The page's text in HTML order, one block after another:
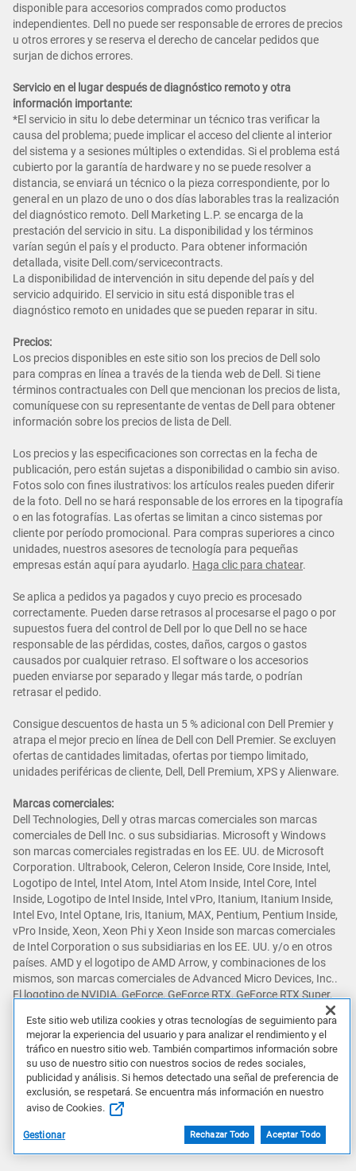
disponible para accesorios comprados como productos
independientes. Dell no puede ser responsable de errores de precios
u otros errores y se reserva el derecho de cancelar pedidos que
surjan de dichos errores.
Servicio en el lugar después de diagnóstico remoto y otra
información importante:
*El servicio in situ lo debe determinar un técnico tras verificar la
causa del problema; puede implicar el acceso del cliente al interior
del sistema y a sesiones múltiples o extendidas. Si el problema está
cubierto por la garantía de hardware y no se puede resolver a
distancia, se enviará un técnico o la pieza correspondiente, por lo
general en un plazo de uno o dos días laborables tras la realización
del diagnóstico remoto. Dell Marketing L.P. se encarga de la
prestación del servicio in situ. La disponibilidad y los términos
varían según el país y el producto. Para obtener información
detallada, visite Dell.com/servicecontracts.
La disponibilidad de intervención in situ depende del país y del
servicio adquirido. El servicio in situ está disponible tras el
diagnóstico remoto en unidades que se pueden reparar in situ.
Precios:
Los precios disponibles en este sitio son los precios de Dell solo
para compras en línea a través de la tienda web de Dell. Si tiene
términos contractuales con Dell que mencionan los precios de lista,
comuníquese con su representante de ventas de Dell para obtener
información sobre los precios de lista de Dell.
Los precios y las especificaciones son correctas en la fecha de
publicación, pero están sujetas a disponibilidad o cambio sin aviso.
Fotos solo con fines ilustrativos: los artículos reales pueden diferir
de la foto. Dell no se hará responsable de los errores en la tipografía
o en las fotografías. Las ofertas se limitan a cinco sistemas por
cliente por período promocional. Para compras superiores a cinco
unidades, nuestros asesores de tecnología para pequeñas
empresas están aquí para ayudarlo. Haga clic para chatear.
Se aplica a pedidos ya pagados y cuyo precio es procesado
correctamente. Pueden darse retrasos al procesarse el pago o por
supuestos fuera del control de Dell por lo que Dell no se hace
responsable de las pérdidas, costes, daños, cargos o gastos
causados por cualquier retraso. El software o los accesorios
pueden enviarse por separado y llegar más tarde, o podrían
retrasar el pedido.
Consigue descuentos de hasta un 5 % adicional con Dell Premier y
atrapa el mejor precio en línea de Dell con Dell Premier. Se excluyen
ofertas de cantidades limitadas, ofertas por tiempo limitado,
unidades periféricas de cliente, Dell, Dell Premium, XPS y Alienware.
Marcas comerciales:
Dell Technologies, Dell y otras marcas comerciales son marcas
comerciales de Dell Inc. o sus subsidiarias. Microsoft y Windows
son marcas comerciales registradas en los EE. UU. de Microsoft
Corporation. Ultrabook, Celeron, Celeron Inside, Core Inside, Intel,
Logotipo de Intel, Intel Atom, Intel Atom Inside, Intel Core, Intel
Inside, Logotipo de Intel Inside, Intel vPro, Itanium, Itanium Inside,
Intel Evo, Intel Optane, Iris, Itanium, MAX, Pentium, Pentium Inside,
vPro Inside, Xeon, Xeon Phi y Xeon Inside son marcas comerciales
de Intel Corporation o sus subsidiarias en los EE. UU. y/o en otros
países. AMD y el logotipo de AMD Arrow, y combinaciones de los
mismos, son marcas comerciales de Advanced Micro Devices, Inc..
El logotipo de NVIDIA, GeForce, GeForce RTX, GeForce RTX Super,
Reflex, DLSS, CUDA, FXAA, GameStream, G-SYNC, G-SYNC Ultimate,
NVLINK, ShadowPlay, SLI, TXAA, PhysX, GeForce Experience,
GeForce NOW, Maxwell, Pascal y Turing son marcas comerciales
y/o marcas comerciales registradas de NVIDIA Corporation en los
EE. UU. y otros países. Snapdragon es una marca comercial o
marca comercial registrada de Qualcomm Incorporated. Otras
respectivos propietarios.
Este sitio web utiliza cookies y otras tecnologías de seguimiento para
mejorar la experiencia del usuario y para analizar el rendimiento y el
tráfico en nuestro sitio web. También compartimos información sobre
su uso de nuestro sitio con nuestros socios de redes sociales,
publicidad y análisis. Si hemos detectado una señal de preferencia de
exclusión, se respetará. Se encuentra más información en nuestro
aviso de Cookies.
Gestionar Rechazar Todo Aceptar Todo